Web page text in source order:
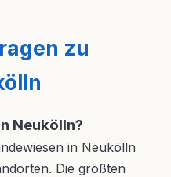
zu
Neukölln?
in Neukölln
Die größten